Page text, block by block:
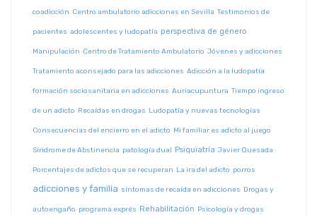
coadicción Centro ambulatorio adicciones en Sevilla Testimonios de
pacientes adolescentes y ludopatía perspectiva de género
Manipulación Centro de Tratamiento Ambulatorio Jóvenes y adicciones
Tratamiento aconsejado para las adicciones Adicción a la ludopatía
formación sociosanitaria en adicciones Auriacupuntura Tiempo ingreso
de un adicto Recaídas en drogas Ludopatía y nuevas tecnologías
Consecuencias del encierro en el adicto Mi familiar es adicto al juego
Síndrome de Abstinencia patología dual Psiquiatría Javier Quesada
Porcentajes de adictos que se recuperan La ira del adicto porros
adicciones y familia síntomas de recaída en adicciones Drogas y
autoengaño programa exprés Rehabilitación Psicología y drogas